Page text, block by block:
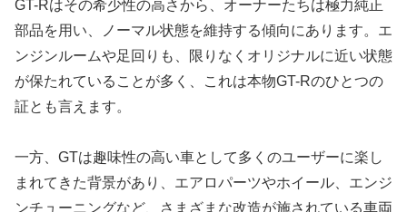
GT-Rはその希少性の高さから、オーナーたちは極力純正
部品を用い、ノーマル状態を維持する傾向にあります。エ
ンジンルームや足回りも、限りなくオリジナルに近い状態
が保たれていることが多く、これは本物GT-Rのひとつの
証とも言えます。
一方、GTは趣味性の高い車として多くのユーザーに楽し
まれてきた背景があり、エアロパーツやホイール、エンジ
ンチューニングなど、さまざまな改造が施されている車両